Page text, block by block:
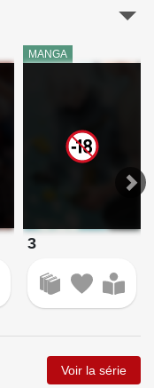
MANGA
3
Voir la série